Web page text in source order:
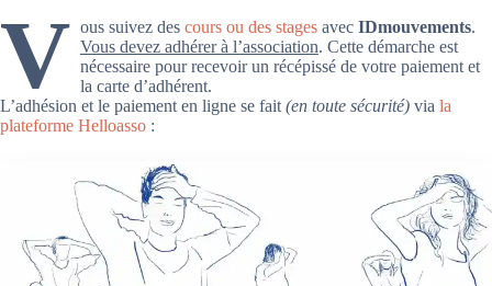
V ous suivez des cours ou des stagesavec IDmouvements.
Vous devez adhérer à l’association. Cette démarche est
nécessaire pour recevoir un récépissé de votre paiement et
la carte d’adhérent.
L’adhésion et le paiement en ligne se fait (en toute sécurité) via la
plateforme Helloasso :